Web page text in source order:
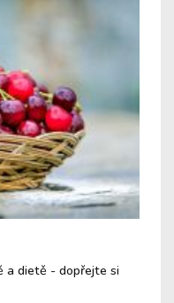
a dietě - dopřejte si